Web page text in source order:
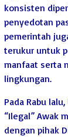
konsisten
penyedotan
pemerintah
terukur untuk
manfaat serta
lingkungan.
Pada Rabu
“Ilegal” Awak
dengan pihak